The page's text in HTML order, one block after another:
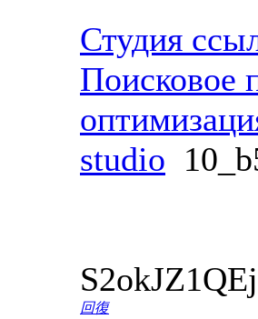
Студия
Поисковое
studio
回復